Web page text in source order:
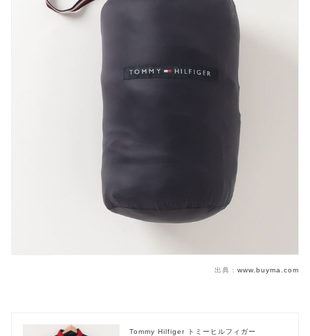
出典： www.buyma.com
Tommy Hilfiger トミーヒルフィガー